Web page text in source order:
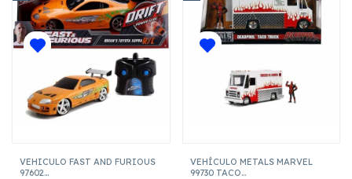
VEHICULO FAST AND FURIOUS
97602
VEHÍCULO METALS MARVEL
99730 TACO